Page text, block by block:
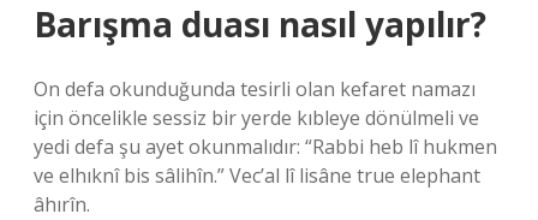
Barışma duası nasıl yapılır?
On defa okunduğunda tesirli olan kefaret namazı
için öncelikle sessiz bir yerde kıbleye dönülmeli ve
yedi defa şu ayet okunmalıdır: “Rabbi heb lî hukmen
ve elhıknî bis sâlihîn.” Vec’al lî lisâne true elephant
âhırîn.